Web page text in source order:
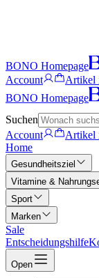
BONO Homepage
Account
Artikel
BONO Homepage
Suchen
Account
Artikel
Home
Gesundheitsziel
Vitamine &
Sport
Marken
Sale
Entscheidungshilfe
Open